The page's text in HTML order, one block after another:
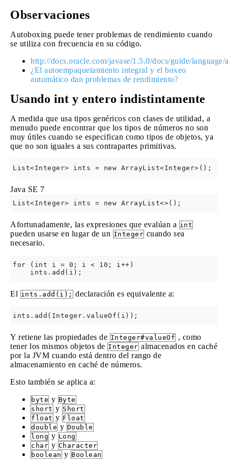
Observaciones
Autoboxing puede tener problemas de rendimiento cuando
se utiliza con frecuencia en su código.
http://docs.oracle.com/javase/1.5.0/docs/guide/
¿El autoempaquetamiento integral y el boxeo
automático dan problemas de rendimiento?
Usando int y entero indistintamente
A medida que usa tipos genéricos con clases de utilidad, a
menudo puede encontrar que los tipos de números no son
muy útiles cuando se especifican como tipos de objetos, ya
que no son iguales a sus contrapartes primitivas.
Java SE 7
Afortunadamente, las expresiones que evalúan a int
pueden usarse en lugar de un Integer cuando sea
necesario.
for (int i = 0; i < 10; i++)
El ints.add(i); declaración es equivalente a:
Y retiene las propiedades de Integer#valueOf , como
tener los mismos objetos de Integer almacenados en caché
por la JVM cuando está dentro del rango de
almacenamiento en caché de números.
Esto también se aplica a:
byte y Byte
short y Short
float y Float
double y Double
long y Long
char y Character
boolean y Boolean